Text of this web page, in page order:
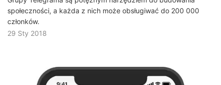
społeczności, a każda z nich może obsługiwać do 200 000
członków.
29 Sty 2018